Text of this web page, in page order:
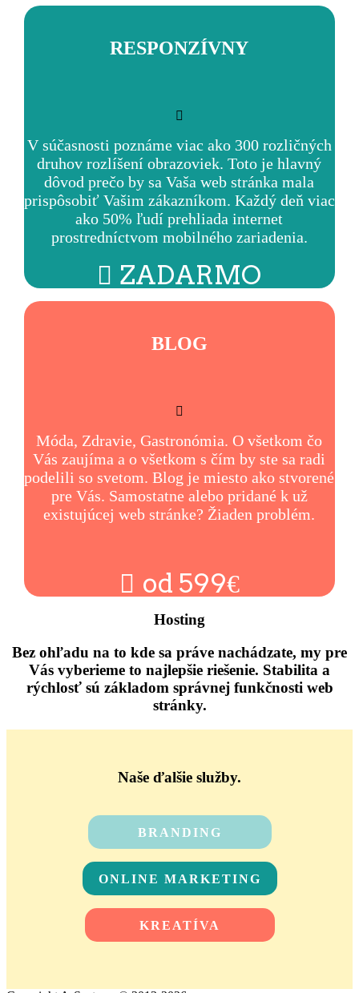
RESPONZÍVNY
V súčasnosti poznáme viac ako 300 rozličných
druhov rozlíšení obrazoviek. Toto je hlavný
dôvod prečo by sa Vaša web stránka mala
prispôsobiť Vašim zákazníkom. Každý deň viac
ako 50% ľudí prehliada internet
prostredníctvom mobilného zariadenia.
ZADARMO
BLOG
Móda, Zdravie, Gastronómia. O všetkom čo
Vás zaujíma a o všetkom s čím by ste sa radi
podelili so svetom. Blog je miesto ako stvorené
pre Vás. Samostatne alebo pridané k už
existujúcej web stránke? Žiaden problém.
od 599€
Hosting
Bez ohľadu na to kde sa práve nachádzate, my pre
Vás vyberieme to najlepšie riešenie. Stabilita a
rýchlosť sú základom správnej funkčnosti web
stránky.
Naše ďalšie služby.
BRANDING
ONLINE MARKETING
KREATÍVA